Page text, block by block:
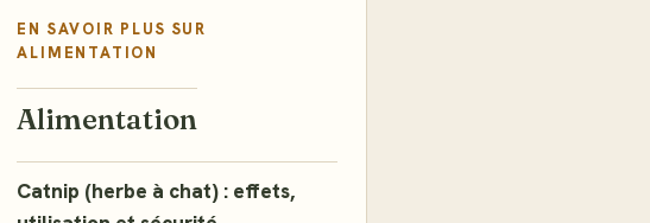
EN SAVOIR PLUS SUR
ALIMENTATION
Alimentation
Catnip (herbe à chat) : effets,